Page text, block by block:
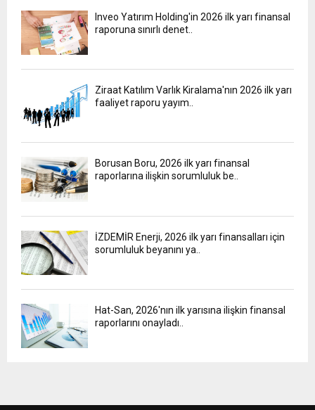
Inveo Yatırım Holding'in 2026 ilk yarı finansal
raporuna sınırlı denet..
Ziraat Katılım Varlık Kiralama'nın 2026 ilk yarı
faaliyet raporu yayım..
Borusan Boru, 2026 ilk yarı finansal
raporlarına ilişkin sorumluluk be..
İZDEMİR Enerji, 2026 ilk yarı finansalları için
sorumluluk beyanını ya..
Hat-San, 2026'nın ilk yarısına ilişkin finansal
raporlarını onayladı..